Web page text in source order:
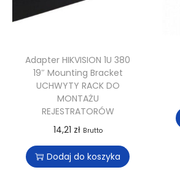
Adapter HIKVISION 1U 380
19″ Mounting Bracket
UCHWYTY RACK DO
MONTAŻU
REJESTRATORÓW
14,21 zł Brutto
Dodaj do koszyka